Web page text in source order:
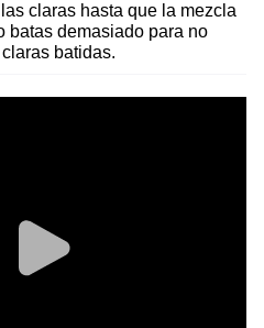
claras hasta que la mezcla
batas demasiado para no
batidas.